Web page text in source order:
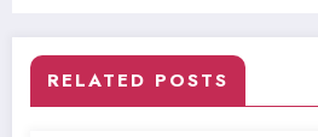
RELATED POSTS